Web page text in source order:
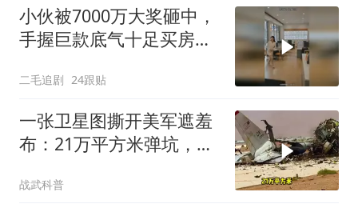
小伙被7000万大奖砸中，
手握巨款底气十足买房不
二毛追剧 24跟贴
一张卫星图撕开美军遮羞
布：21万平方米弹坑，美
藏不住了
战武科普